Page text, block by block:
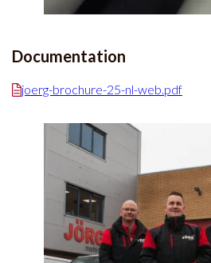
Documentation
joerg-brochure-25-nl-web.pdf